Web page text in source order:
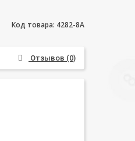
Код товара: 4282-8A
Отзывов (0)